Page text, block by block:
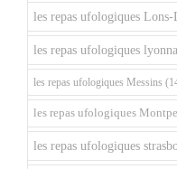
les repas ufologiques
les repas ufologiques
les repas ufologiques Messins
les repas ufologiques
les repas ufologiques